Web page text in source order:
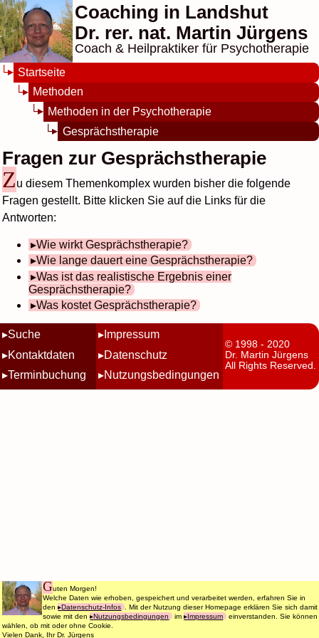
Coaching in Landshut
Dr. rer. nat. Martin Jürgens
Coach & Heilpraktiker für Psychotherapie
Startseite
Methoden
Methoden in der Psychotherapie
Gesprächstherapie
Fragen zur Gesprächstherapie
Zu diesem Themenkomplex wurden bisher die folgende
Fragen gestellt. Bitte klicken Sie auf die Links für die
Antworten:
Wie wirkt Gesprächstherapie?
Wie lange dauert eine Gesprächstherapie?
Was ist das realistische Ergebnis einer
Gesprächstherapie?
Was kostet Gesprächstherapie?
Suche
Kontaktdaten
Terminbuchung
Impressum
Datenschutz
Nutzungsbedingungen
© 1998 - 2020
Dr. Martin Jürgens
All Rights Reserved.
Guten Morgen!
Welche Daten wie erhoben, gespeichert und verarbeitet werden, erfahren Sie in
den Datenschutz-Infos
. Mit der Nutzung dieser Homepage erklären Sie sich damit
sowie mit den Nutzungsbedingungen im Impressum
einverstanden. Sie können
wählen, ob mit oder ohne Cookie.
Vielen Dank, Ihr Dr. Jürgens